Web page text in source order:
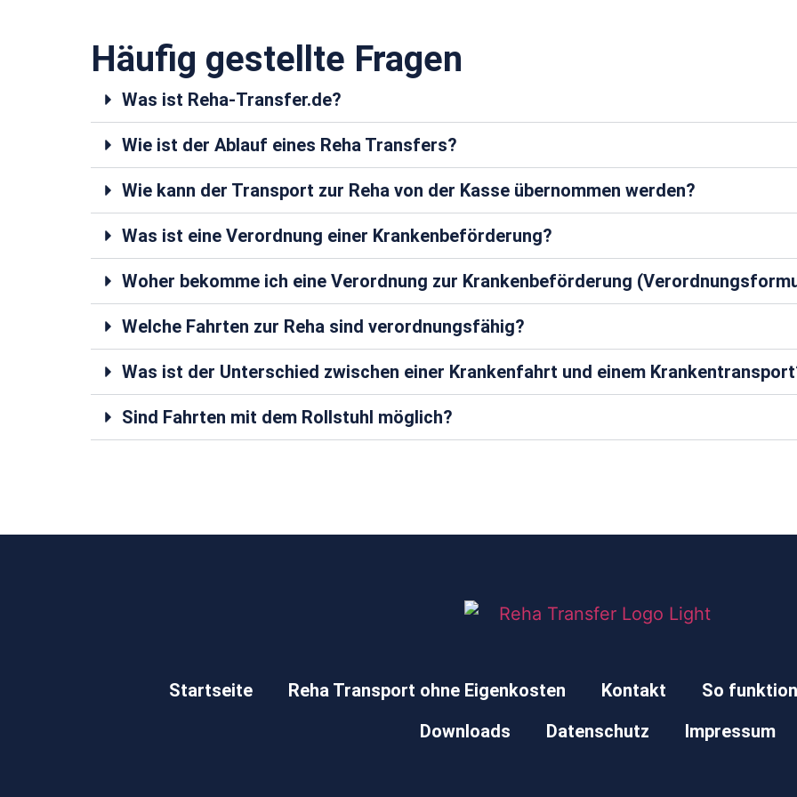
Häufig gestellte Fragen
Was ist Reha-Transfer.de?
Wie ist der Ablauf eines Reha Transfers?
Wie kann der Transport zur Reha von der Kasse übernommen werden?
Was ist eine Verordnung einer Krankenbeförderung?
Woher bekomme ich eine Verordnung zur Krankenbeförderung
Welche Fahrten zur Reha sind verordnungsfähig?
Was ist der Unterschied zwischen einer Krankenfahrt und einem
Sind Fahrten mit dem Rollstuhl möglich?
Startseite Reha Transport ohne Eigenkosten Kontakt So
Downloads
Datenschutz Impressum